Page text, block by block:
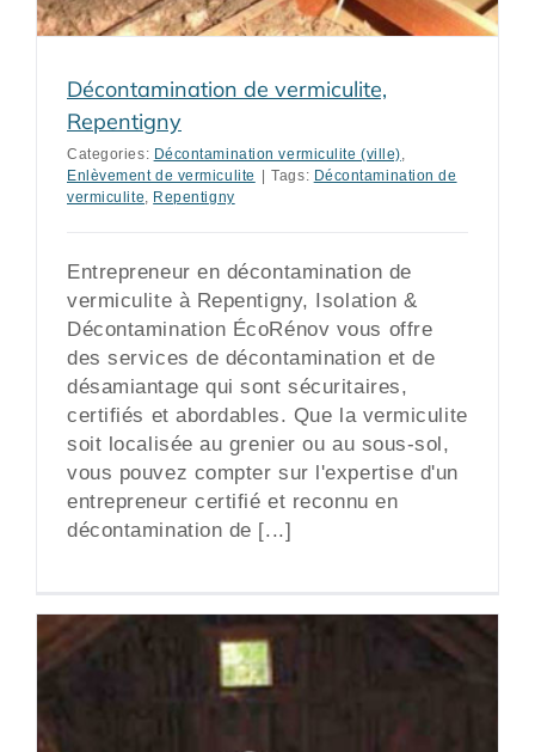
Décontamination de vermiculite,
Repentigny
Categories: Décontamination vermiculite (ville),
Enlèvement de vermiculite
Tags: Décontamination de
vermiculite, Repentigny
Entrepreneur en décontamination de
vermiculite à Repentigny, Isolation &
Décontamination ÉcoRénov vous offre
des services de décontamination et de
désamiantage qui sont sécuritaires,
certifiés et abordables. Que la vermiculite
soit localisée au grenier ou au sous-sol,
vous pouvez compter sur l'expertise d'un
entrepreneur certifié et reconnu en
décontamination de [...]